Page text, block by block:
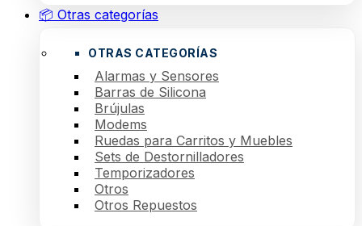
📦 Otras categorías
OTRAS CATEGORÍAS
Alarmas y Sensores
Barras de Silicona
Brújulas
Modems
Ruedas para Carritos y Muebles
Sets de Destornilladores
Temporizadores
Otros
Otros Repuestos